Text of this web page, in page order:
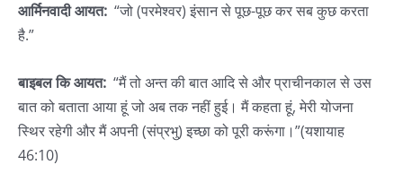
आर्मिनवादी आयत: “जो (परमेश्वर) इंसान से पूछ-पूछ कर सब कुछ करता
है.”
बाइबल कि आयत: “मैं तो अन्त की बात आदि से और प्राचीनकाल से उस
बात को बताता आया हूं जो अब तक नहीं हुई। मैं कहता हूं, मेरी योजना
स्थिर रहेगी और मैं अपनी (संप्रभु) इच्छा को पूरी करूंगा।”(यशायाह
46:10)